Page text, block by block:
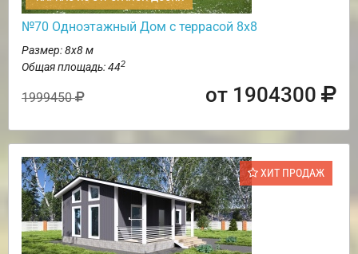
№70 Одноэтажный Дом с террасой 8х8
Размер: 8х8 м
Общая площадь: 442
1999450 от 1904300
ХИТ ПРОДАЖ